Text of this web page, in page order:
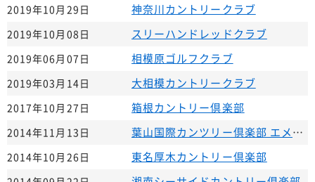
2019年10月29日 神奈川カントリークラブ
2019年10月08日 スリーハンドレッドクラブ
2019年06月07日 相模原ゴルフクラブ
2019年03月14日 大相模カントリークラブ
2017年10月27日 箱根カントリー倶楽部
2014年11月13日 葉山国際カンツリー倶楽部 エメラルド
2014年10月26日 東名厚木カントリー倶楽部